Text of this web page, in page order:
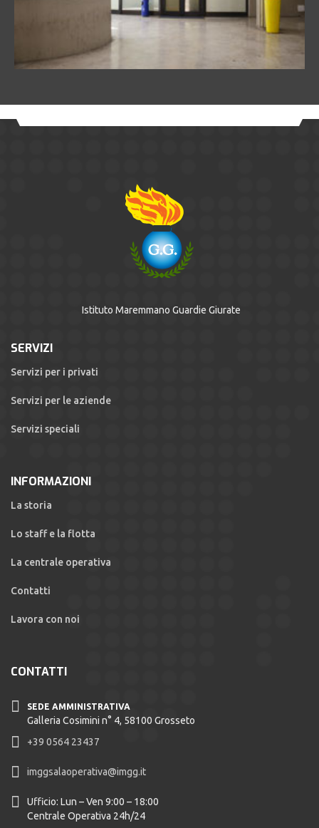
Istituto Maremmano Guardie Giurate
SERVIZI
Servizi per i privati
Servizi per le aziende
Servizi speciali
INFORMAZIONI
La storia
Lo staff e la flotta
La centrale operativa
Contatti
Lavora con noi
CONTATTI
SEDE AMMINISTRATIVA
Galleria Cosimini n° 4, 58100 Grosseto
+39 0564 23437
imggsalaoperativa@imgg.it
Ufficio: Lun – Ven 9:00 – 18:00
Centrale Operativa 24h/24